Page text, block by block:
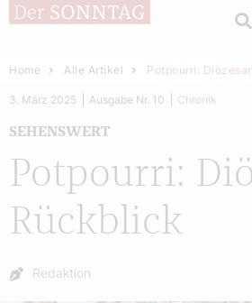
Home Alle Artikel Potpourri:
Potpourri:
Rückblick
SEHENSWERT
3. März 2025 Ausgabe Nr. 10 Chronik
Autor:
Redaktion